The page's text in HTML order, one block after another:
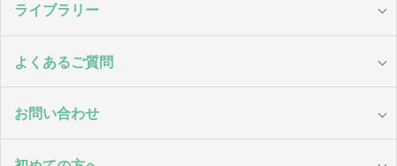
ライブラリー
よくあるご質問
お問い合わせ